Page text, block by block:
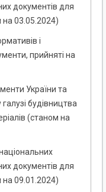
документів для
03.05.2024)
і
прийняті на
України та
будівництва
(станом на
документів для
09.01.2024)